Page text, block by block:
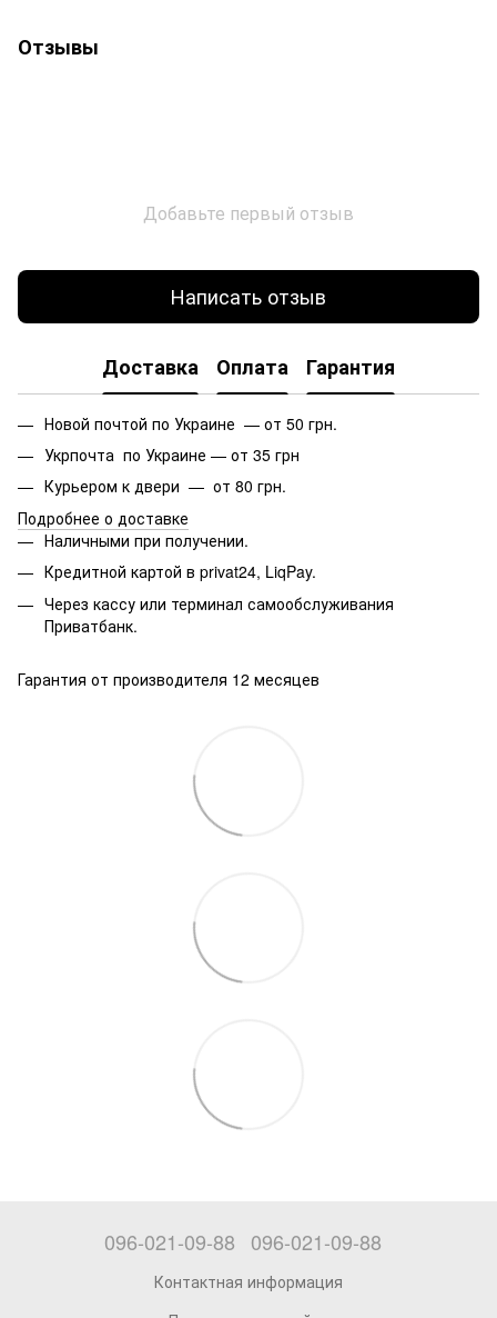
Отзывы
Добавьте первый отзыв
Написать отзыв
Доставка Оплата Гарантия
Новой почтой по Украине — от 50 грн.
Укрпочта по Украине — от 35 грн
Курьером к двери — от 80 грн.
Подробнее о доставке
Наличными при получении.
Кредитной картой в privat24, LiqPay.
Через кассу или терминал самообслуживания
Приватбанк.
Гарантия от производителя 12 месяцев
096-021-09-88 096-021-09-88
Контактная информация